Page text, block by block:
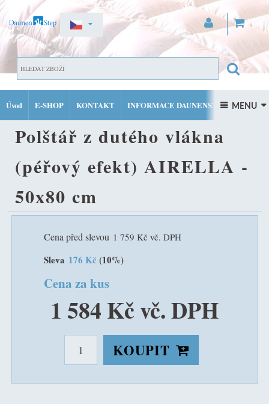
PŘIHLÁSIT SE
Úvod E-SHOP KONTAKT INFORMACE DAUNENSTEP
FACEBOOK INSTAGRAM
 MENU 
DOMŮ SPECIÁLNÍ POLŠTÁŘE DAUNENSTEP
POLŠTÁŘ Z
DUTÉHO VLÁKNA (PÉŘOVÝ EFEKT) AIRELLA - 50X80 CM
Polštář z dutého vlákna
(péřový efekt) AIRELLA -
50x80 cm
Cena před slevou 1 759 Kč vč. DPH
Sleva 176 Kč (10%)
Cena za kus
1 584 Kč vč. DPH
KOUPIT